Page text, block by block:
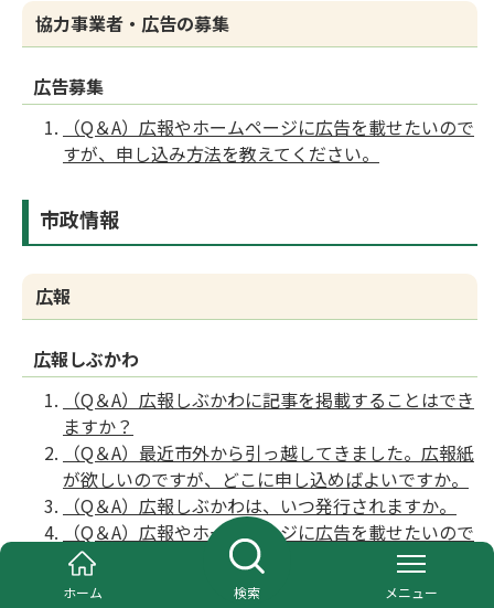
協力事業者・広告の募集
広告募集
（Q＆A）広報やホームページに広告を載せたいので
すが、申し込み方法を教えてください。
市政情報
広報
広報しぶかわ
（Q＆A）広報しぶかわに記事を掲載することはでき
ますか？
（Q＆A）最近市外から引っ越してきました。広報紙
が欲しいのですが、どこに申し込めばよいですか。
（Q＆A）広報しぶかわは、いつ発行されますか。
（Q＆A）広報やホームページに広告を載せたいので
すが、申し込み方法を教えてください。
ホーム 検索 メニュー